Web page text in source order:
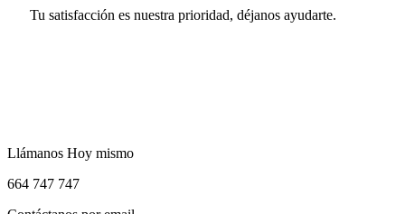
Tu satisfacción es nuestra prioridad, déjanos ayudarte.
Llámanos Hoy mismo
664 747 747